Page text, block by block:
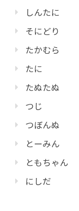
しんたに
そにどり
たかむら
たに
たぬたぬ
つじ
つぼんぬ
とーみん
ともちゃん
にしだ